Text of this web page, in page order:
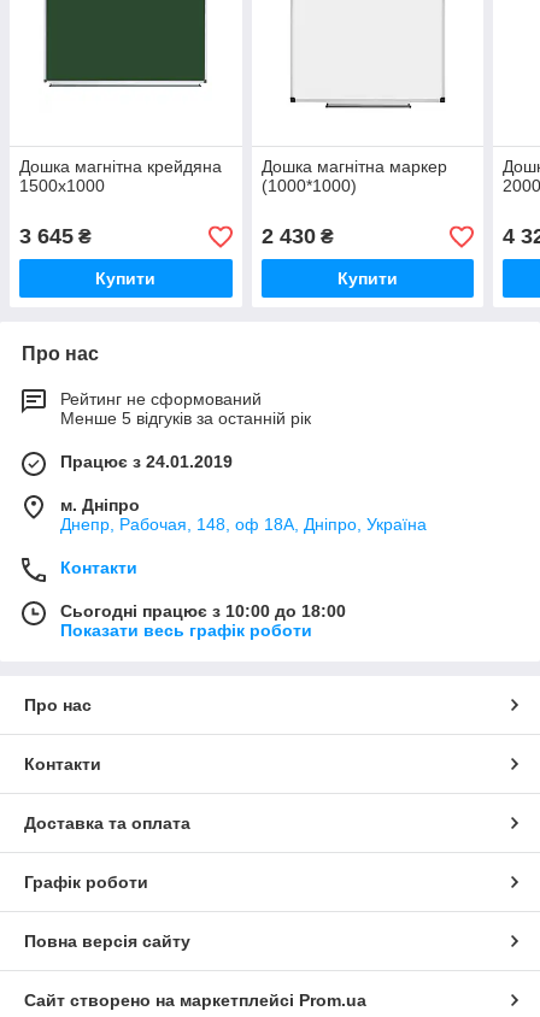
Дошка магнітна крейдяна
1500х1000
3 645 ₴
Купити
Дошка магнітна маркер
(1000*1000)
2 430₴
Купити
4
Про нас
Рейтинг не сформований
Менше 5 відгуків за останній рік
Працює з 24.01.2019
м. Дніпро
Днепр, Рабочая, 148, оф 18А, Дніпро, Україна
Контакти
Сьогодні працює з 10:00 до 18:00
Показати весь графік роботи
Про нас
Контакти
Доставка та оплата
Графік роботи
Повна версія сайту
Сайт створено на маркетплейсі Prom.ua